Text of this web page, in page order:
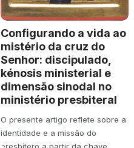
Configurando a vida ao
mistério da cruz do
Senhor: discipulado,
kénosis ministerial e
dimensão sinodal no
ministério presbiteral
O presente artigo reflete sobre a
identidade e a missão do
presbítero a partir da chave